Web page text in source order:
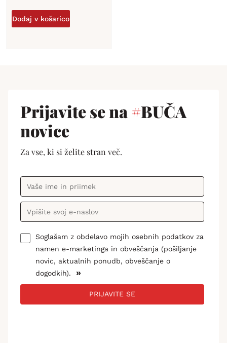
Dodaj v košarico
Prijavite se na#BUČA
novice
Za vse, ki si želite stran več.
Soglašam z obdelavo mojih osebnih podatkov za
namen e-marketinga in obveščanja (pošiljanje
novic, aktualnih ponudb, obveščanje o
dogodkih).
»
PRIJAVITE SE